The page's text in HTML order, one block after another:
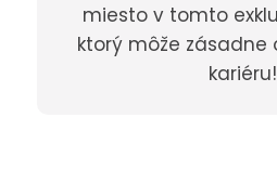
miesto v tomto
ktorý môže zásadne
kariéru!